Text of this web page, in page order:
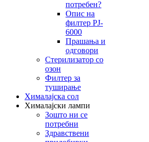
потребен?
Опис на
филтер PJ-
6000
Прашања и
одговори
Стерилизатор со
озон
Филтер за
туширање
Хималајска сол
Хималајски лампи
Зошто ни се
потребни
Здравствени